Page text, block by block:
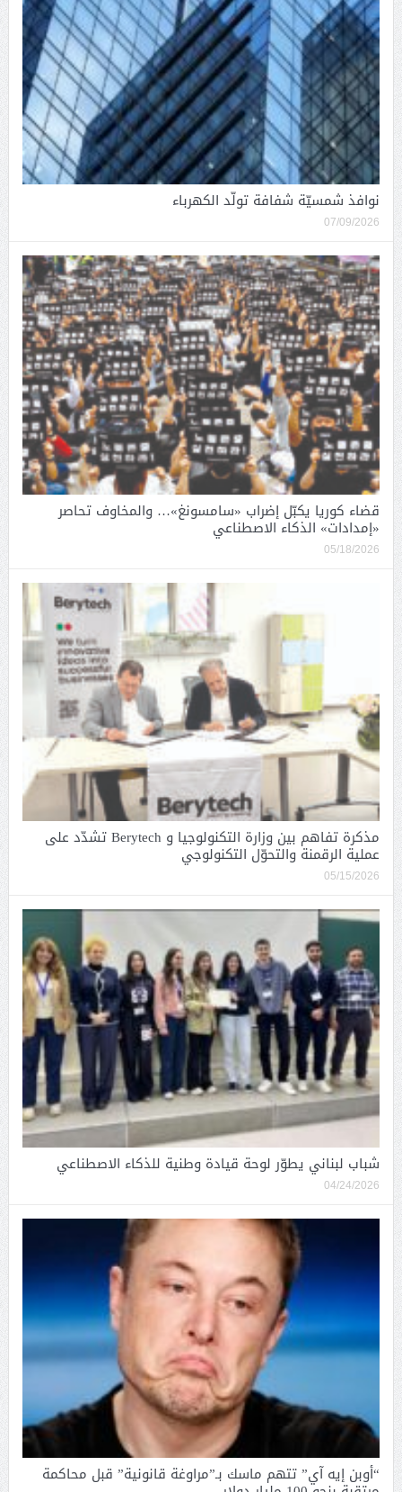
نوافذ شمسيّة شفافة تولّد الكهرباء
07/09/2026
قضاء كوريا يكبّل إضراب «سامسونغ»… والمخاوف تحاصر
«إمدادات» الذكاء الاصطناعي
05/18/2026
مذكرة تفاهم بين وزارة التكنولوجيا و Berytech تشدّد على
عملية الرقمنة والتحوّل التكنولوجي
05/15/2026
شباب لبناني يطوّر لوحة قيادة وطنية للذكاء الاصطناعي
04/24/2026
“أوبن إيه آي” تتهم ماسك بـ”مراوغة قانونية” قبل محاكمة